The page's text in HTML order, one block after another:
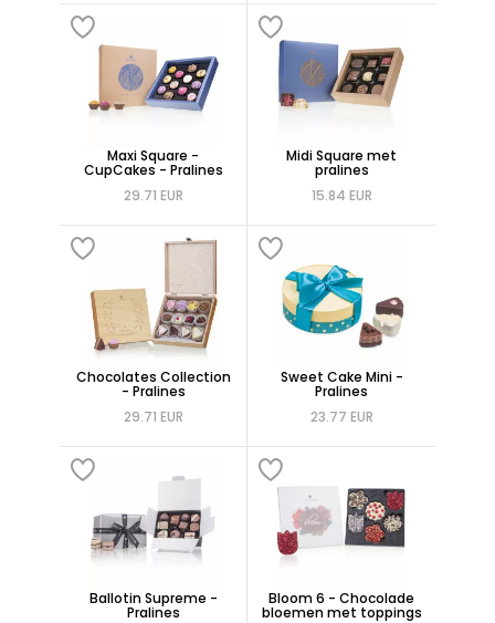
Maxi Square -
CupCakes - Pralines
29.71 EUR
Midi Square met
pralines
15.84 EUR
Chocolates Collection
- Pralines
29.71 EUR
Sweet Cake Mini -
Pralines
23.77 EUR
Ballotin Supreme -
Pralines
Bloom 6 - Chocolade
bloemen met toppings